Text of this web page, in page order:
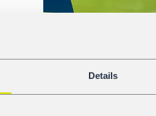
Details